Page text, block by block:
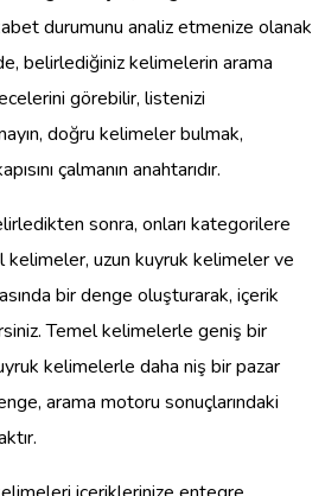
durumunu analiz etmenize olanak
belirlediğiniz kelimelerin arama
görebilir, listenizi
doğru kelimeler bulmak,
çalmanın anahtarıdır.
sonra, onları kategorilere
kelimeler, uzun kuyruk kelimeler ve
bir denge oluşturarak, içerik
Temel kelimelerle geniş bir
kelimelerle daha niş bir pazar
arama motoru sonuçlarındaki